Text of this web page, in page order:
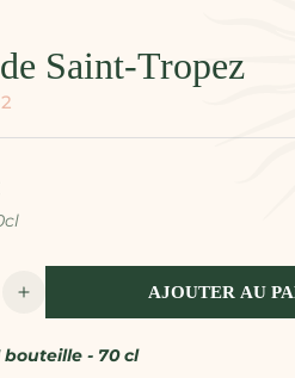
Saint-Tropez
Augmenter
quantité
AJOUTER AU
bouteille - 70 cl